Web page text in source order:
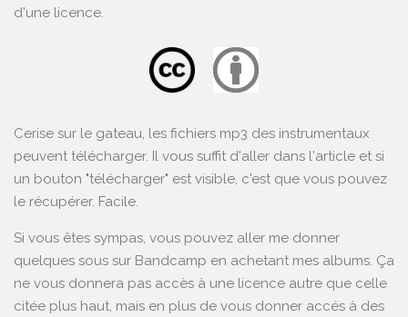
d'une licence.
Cerise sur le gateau, les fichiers mp3 des instrumentaux
peuvent télécharger. Il vous suffit d'aller dans l'article et si
un bouton "télécharger" est visible, c'est que vous pouvez
le récupérer. Facile.
Si vous êtes sympas, vous pouvez aller me donner
quelques sous sur Bandcamp en achetant mes albums. Ça
ne vous donnera pas accès à une licence autre que celle
citée plus haut, mais en plus de vous donner accés à des